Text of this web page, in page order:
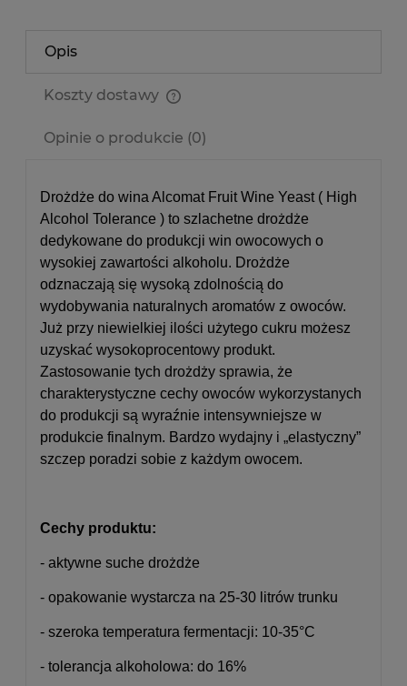
Opis
Koszty dostawy
Opinie o produkcie (0)
Drożdże do wina Alcomat Fruit Wine Yeast ( High
Alcohol Tolerance ) to szlachetne drożdże
dedykowane do produkcji win owocowych o
wysokiej zawartości alkoholu. Drożdże
odznaczają się wysoką zdolnością do
wydobywania naturalnych aromatów z owoców.
Już przy niewielkiej ilości użytego cukru możesz
uzyskać wysokoprocentowy produkt.
Zastosowanie tych drożdży sprawia, że
charakterystyczne cechy owoców wykorzystanych
do produkcji są wyraźnie intensywniejsze w
produkcie finalnym. Bardzo wydajny i „elastyczny”
szczep poradzi sobie z każdym owocem.
Cechy produktu:
- aktywne suche drożdże
- opakowanie wystarcza na 25-30 litrów trunku
- szeroka temperatura fermentacji: 10-35°C
- tolerancja alkoholowa: do 16%